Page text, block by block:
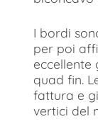
I bordi
per poi
eccellente
quad fin.
fattura e
vertici del